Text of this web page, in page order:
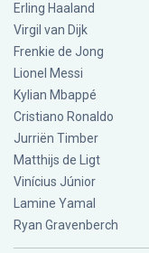
Erling Haaland
Virgil van Dijk
Frenkie de Jong
Lionel Messi
Kylian Mbappé
Cristiano Ronaldo
Jurriën Timber
Matthijs de Ligt
Vinícius Júnior
Lamine Yamal
Ryan Gravenberch